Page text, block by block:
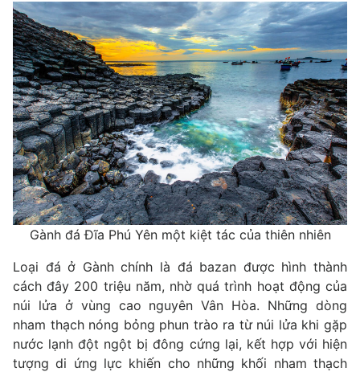
Gành đá Đĩa Phú Yên một kiệt tác của thiên nhiên
Loại đá ở Gành chính là đá bazan được hình thành
cách đây 200 triệu năm, nhờ quá trình hoạt động của
núi lửa ở vùng cao nguyên Vân Hòa. Những dòng
nham thạch nóng bỏng phun trào ra từ núi lửa khi gặp
nước lạnh đột ngột bị đông cứng lại, kết hợp với hiện
tượng di ứng lực khiến cho những khối nham thạch